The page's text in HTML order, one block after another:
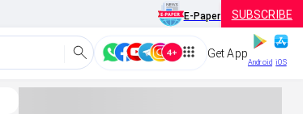
E-Paper SUBSCRIBE
Get App
Android iOS